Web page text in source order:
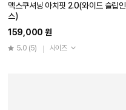
맥스쿠셔닝 아치핏 2.0(와이드 슬립인
스)
159,000 원
5.0 (5) 사이즈